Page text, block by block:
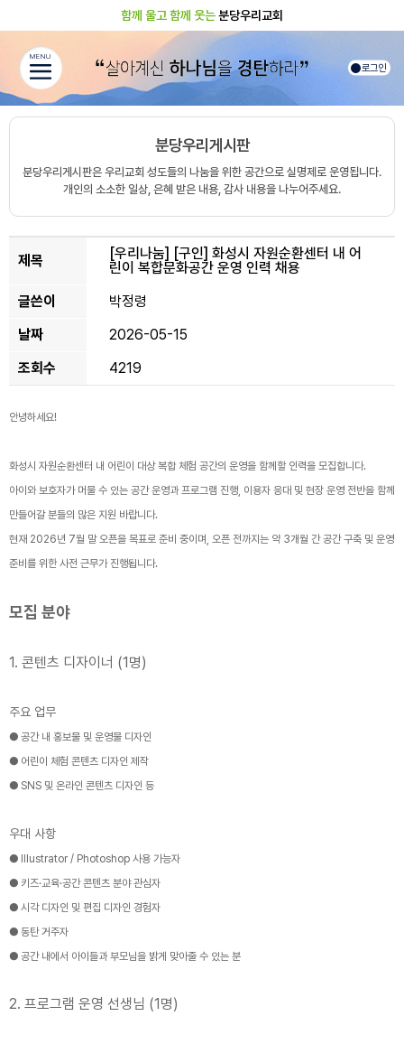
함께 울고 함께 웃는분당우리교회
로그인
MENU
분당우리게시판
분당우리게시판은 우리교회 성도들의 나눔을 위한 공간으로 실명제로 운영됩니다.
개인의 소소한 일상, 은혜 받은 내용, 감사 내용을 나누어주세요.
제목 [우리나눔] [구인] 화성시 자원순환센터 내 어
린이 복합문화공간 운영 인력 채용
글쓴이
박정령
날짜
2026-05-15
조회수
4219
안녕하세요!
화성시 자원순환센터 내 어린이 대상 복합 체험 공간의 운영을 함께할 인력을 모집합니다.
아이와 보호자가 머물 수 있는 공간 운영과 프로그램 진행, 이용자 응대 및 현장 운영 전반을 함께
만들어갈 분들의 많은 지원 바랍니다.
현재 2026년 7월 말 오픈을 목표로 준비 중이며, 오픈 전까지는 약 3개월 간 공간 구축 및 운영
준비를 위한 사전 근무가 진행됩니다.
모집 분야
1. 콘텐츠 디자이너 (1명)
주요 업무
● 공간 내 홍보물 및 운영물 디자인
● 어린이 체험 콘텐츠 디자인 제작
● SNS 및 온라인 콘텐츠 디자인 등
우대 사항
● Illustrator / Photoshop 사용 가능자
● 키즈·교육·공간 콘텐츠 분야 관심자
● 시각 디자인 및 편집 디자인 경험자
● 동탄 거주자
● 공간 내에서 아이들과 부모님을 밝게 맞아줄 수 있는 분
2. 프로그램 운영 선생님 (1명)